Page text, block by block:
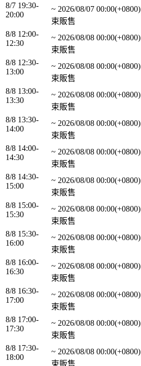
8/7 19:30-
20:00
~ 2026/08/07 00:00(+0800)
束販售
8/8 12:00-
12:30
~ 2026/08/08 00:00(+0800)
束販售
8/8 12:30-
13:00
~ 2026/08/08 00:00(+0800)
束販售
8/8 13:00-
13:30
~ 2026/08/08 00:00(+0800)
束販售
8/8 13:30-
14:00
~ 2026/08/08 00:00(+0800)
束販售
8/8 14:00-
14:30
~ 2026/08/08 00:00(+0800)
束販售
8/8 14:30-
15:00
~ 2026/08/08 00:00(+0800)
束販售
8/8 15:00-
15:30
~ 2026/08/08 00:00(+0800)
束販售
8/8 15:30-
16:00
~ 2026/08/08 00:00(+0800)
束販售
8/8 16:00-
16:30
~ 2026/08/08 00:00(+0800)
束販售
8/8 16:30-
17:00
~ 2026/08/08 00:00(+0800)
束販售
8/8 17:00-
17:30
~ 2026/08/08 00:00(+0800)
束販售
8/8 17:30-
18:00
~ 2026/08/08 00:00(+0800)
束販售